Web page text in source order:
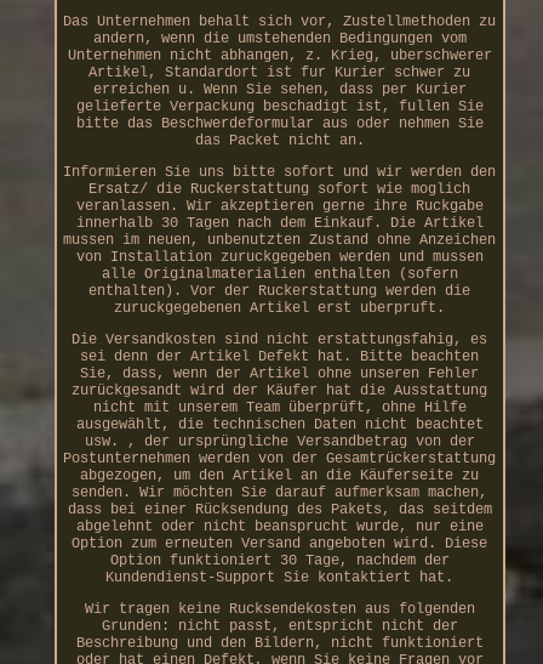
Das Unternehmen behalt sich vor, Zustellmethoden zu
andern, wenn die umstehenden Bedingungen vom
Unternehmen nicht abhangen, z. Krieg, uberschwerer
Artikel, Standardort ist fur Kurier schwer zu
erreichen u. Wenn Sie sehen, dass per Kurier
gelieferte Verpackung beschadigt ist, fullen Sie
bitte das Beschwerdeformular aus oder nehmen Sie
das Packet nicht an.
Informieren Sie uns bitte sofort und wir werden den
Ersatz/ die Ruckerstattung sofort wie moglich
veranlassen. Wir akzeptieren gerne ihre Ruckgabe
innerhalb 30 Tagen nach dem Einkauf. Die Artikel
mussen im neuen, unbenutzten Zustand ohne Anzeichen
von Installation zuruckgegeben werden und mussen
alle Originalmaterialien enthalten (sofern
enthalten). Vor der Ruckerstattung werden die
zuruckgegebenen Artikel erst uberpruft.
Die Versandkosten sind nicht erstattungsfahig, es
sei denn der Artikel Defekt hat. Bitte beachten
Sie, dass, wenn der Artikel ohne unseren Fehler
zurückgesandt wird der Käufer hat die Ausstattung
nicht mit unserem Team überprüft, ohne Hilfe
ausgewählt, die technischen Daten nicht beachtet
usw. , der ursprüngliche Versandbetrag von der
Postunternehmen werden von der Gesamtrückerstattung
abgezogen, um den Artikel an die Käuferseite zu
senden. Wir möchten Sie darauf aufmerksam machen,
dass bei einer Rücksendung des Pakets, das seitdem
abgelehnt oder nicht beansprucht wurde, nur eine
Option zum erneuten Versand angeboten wird. Diese
Option funktioniert 30 Tage, nachdem der
Kundendienst-Support Sie kontaktiert hat.
Wir tragen keine Rucksendekosten aus folgenden
Grunden: nicht passt, entspricht nicht der
Beschreibung und den Bildern, nicht funktioniert
oder hat einen Defekt, wenn Sie keine Fragen vor